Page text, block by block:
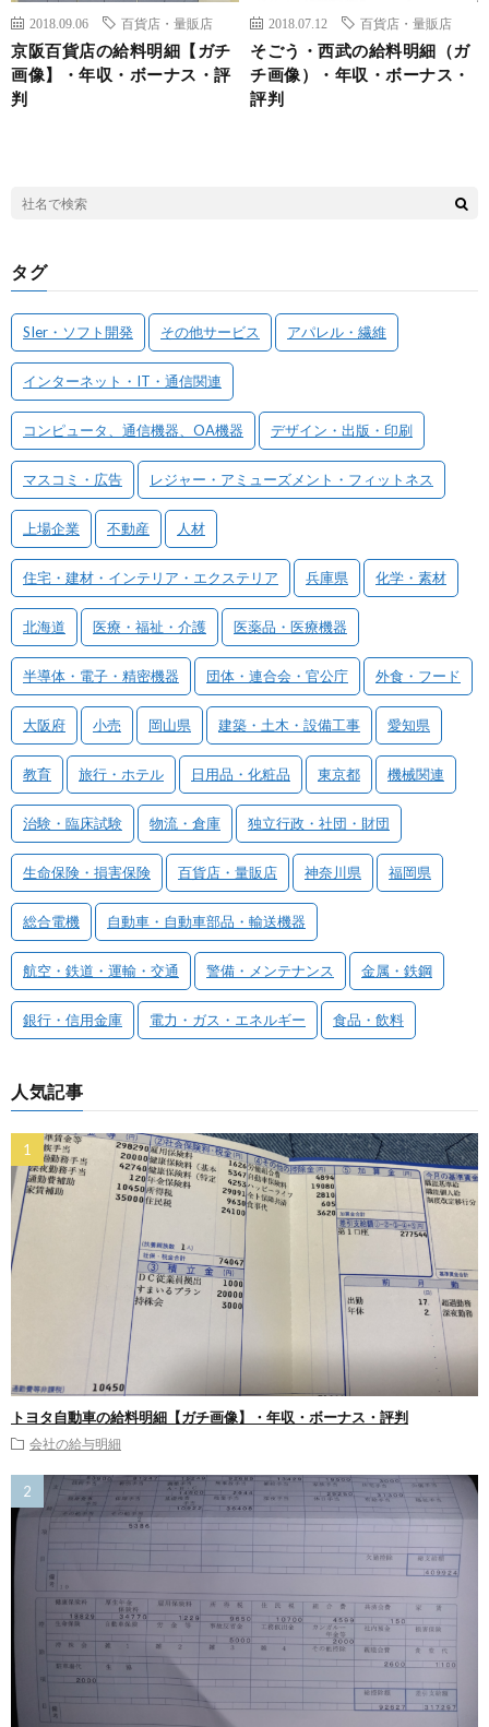
2018.09.06 百貨店・量販店
京阪百貨店の給料明細【ガチ
画像】・年収・ボーナス・評
判
2018.07.12 百貨店・量販店
そごう・西武の給料明細（ガ
チ画像）・年収・ボーナス・
評判
タグ
SIer・ソフト開発 その他サービス アパレル・繊維
インターネット・IT・通信関連
コンピュータ、通信機器、OA機器 デザイン・出版・印刷
マスコミ・広告 レジャー・アミューズメント・フィットネス
上場企業 不動産 人材
住宅・建材・インテリア・エクステリア 兵庫県 化学・素材
北海道 医療・福祉・介護 医薬品・医療機器
半導体・電子・精密機器 団体・連合会・官公庁 外食・フード
大阪府 小売 岡山県 建築・土木・設備工事 愛知県
教育 旅行・ホテル 日用品・化粧品 東京都 機械関連
治験・臨床試験 物流・倉庫 独立行政・社団・財団
生命保険・損害保険 百貨店・量販店 神奈川県 福岡県
総合電機 自動車・自動車部品・輸送機器
航空・鉄道・運輸・交通 警備・メンテナンス 金属・鉄鋼
銀行・信用金庫 電力・ガス・エネルギー 食品・飲料
人気記事
トヨタ自動車の給料明細【ガチ画像】・年収・ボーナス・評判
会社の給与明細